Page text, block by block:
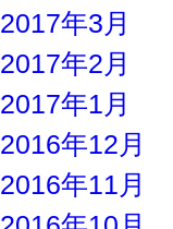
2017年3月
2017年2月
2017年1月
2016年12月
2016年11月